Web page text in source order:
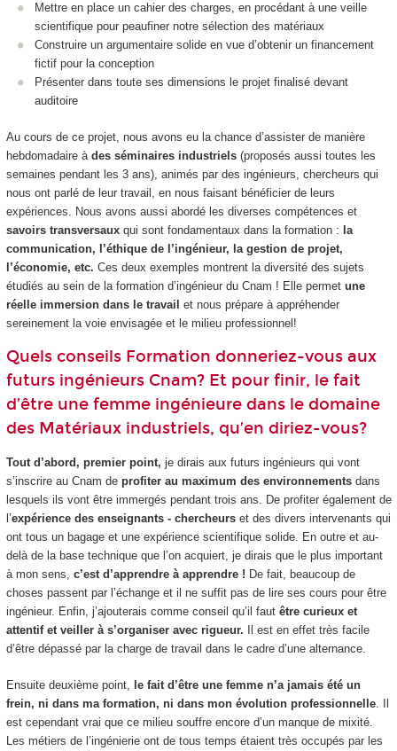
Mettre en place un cahier des charges, en procédant à une veille
scientifique pour peaufiner notre sélection des matériaux
Construire un argumentaire solide en vue d’obtenir un financement
fictif pour la conception
Présenter dans toute ses dimensions le projet finalisé devant
auditoire
Au cours de ce projet, nous avons eu la chance d’assister de manière
hebdomadaire à des séminaires industriels (proposés aussi toutes les
semaines pendant les 3 ans), animés par des ingénieurs, chercheurs qui
nous ont parlé de leur travail, en nous faisant bénéficier de leurs
expériences. Nous avons aussi abordé les diverses compétences et
savoirs transversauxqui sont fondamentaux dans la formation : la
communication, l’éthique de l’ingénieur, la gestion de projet,
l’économie, etc. Ces deux exemples montrent la diversité des sujets
étudiés au sein de la formation d’ingénieur du Cnam ! Elle permet une
réelle immersion dans le travail et nous prépare à appréhender
sereinement la voie envisagée et le milieu professionnel!
Quels conseils Formation donneriez-vous aux
futurs ingénieurs Cnam? Et pour finir, le fait
d’être une femme ingénieure dans le domaine
des Matériaux industriels, qu’en diriez-vous?
Tout d’abord, premier point, je dirais aux futurs ingénieurs qui vont
s’inscrire au Cnam de profiter au maximum des environnementsdans
lesquels ils vont être immergés pendant trois ans. De profiter également de
l’expérience des enseignants - chercheurset des divers intervenants qui
ont tous un bagage et une expérience scientifique solide. En outre et au-
delà de la base technique que l’on acquiert, je dirais que le plus important
à mon sens, c’est d’apprendre à apprendre ! De fait, beaucoup de
choses passent par l’échange et il ne suffit pas de lire ses cours pour être
ingénieur. Enfin, j’ajouterais comme conseil qu’il faut être curieux et
attentif et veiller à s’organiser avec rigueur. Il est en effet très facile
d’être dépassé par la charge de travail dans le cadre d’une alternance.
Ensuite deuxième point,
le fait d’être une femme n’a jamais été un
frein, ni dans ma formation, ni dans mon évolution professionnelle. Il
est cependant vrai que ce milieu souffre encore d’un manque de mixité.
Les métiers de l’ingénierie ont de tous temps étaient très occupés par les